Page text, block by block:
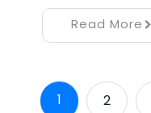
Read More
1 2